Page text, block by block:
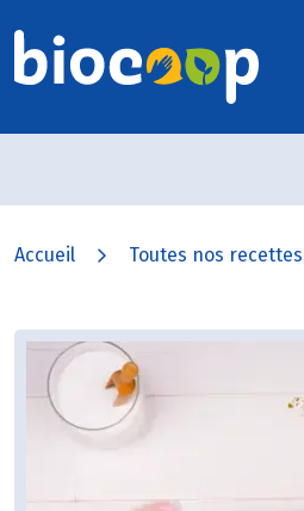
Accueil Toutes nos recettes